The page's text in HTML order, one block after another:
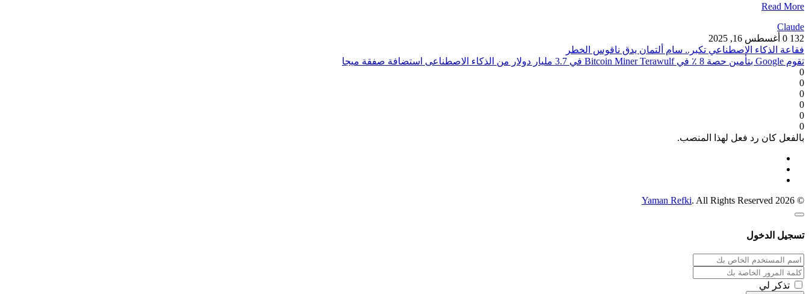
Read More
Claude
132
0 أغسطس 16, 2025
فقاعة الذكاء الاصطناعي تكبر.. سام ألتمان يدق ناقوس الخطر
تقوم Google بتأمين حصة 8 ٪ في Bitcoin Miner Terawulf في 3.7 مليار دولار من الذكاء الاصطناعى استضافة صفقة ميجا
0
0
0
0
0
0
بالفعل كان رد فعل لهذا المنصب.
© 2026
Yaman Refki. All Rights Reserved
تسجيل الدخول
تذكر لي